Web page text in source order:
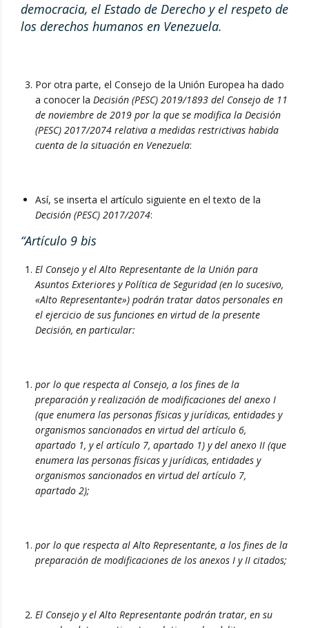
democracia, el Estado de Derecho y el respeto de
los derechos humanos en Venezuela.
Por otra parte, el Consejo de la Unión Europea ha dado
a conocer la Decisión (PESC) 2019/1893 del Consejo de 11
de noviembre de 2019 por la que se modifica la Decisión
(PESC) 2017/2074 relativa a medidas restrictivas habida
cuenta de la situación en Venezuela:
Así, se inserta el artículo siguiente en el texto de la
Decisión (PESC) 2017/2074:
“Artículo 9 bis
El Consejo y el Alto Representante de la Unión para
Asuntos Exteriores y Política de Seguridad (en lo sucesivo,
«Alto Representante») podrán tratar datos personales en
el ejercicio de sus funciones en virtud de la presente
Decisión, en particular:
por lo que respecta al Consejo, a los fines de la
preparación y realización de modificaciones del anexo I
(que enumera las personas físicas y jurídicas, entidades y
organismos sancionados en virtud del artículo 6,
apartado 1, y el artículo 7, apartado 1) y del anexo II (que
enumera las personas físicas y jurídicas, entidades y
organismos sancionados en virtud del artículo 7,
apartado 2);
por lo que respecta al Alto Representante, a los fines de la
preparación de modificaciones de los anexos I y II citados;
El Consejo y el Alto Representante podrán tratar, en su